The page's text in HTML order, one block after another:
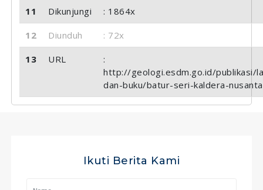
11 Dikunjungi : 1864x
12 Diunduh : 72x
13 URL
:
http://geologi.esdm.go.id/publikasi/
dan-buku/batur-seri-kaldera-
Ikuti Berita Kami